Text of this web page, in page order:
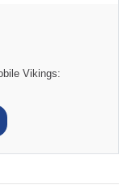
Vikings: